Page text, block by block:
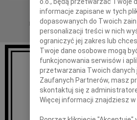
REGION: Poznań
DATA EMISJI: 19.05.2016
16
odszedł
informacje zapisane w tych
dopasowanych do Twoich
personalizacji treści w nich
ograniczyć jej zakres lub
Twoje dane osobowe mogą
funkcjonowania serwisów i
przetwarzania Twoich danych
Zaufanych Partnerów, masz
skontaktuj się z
Więcej informacji znajdziesz w